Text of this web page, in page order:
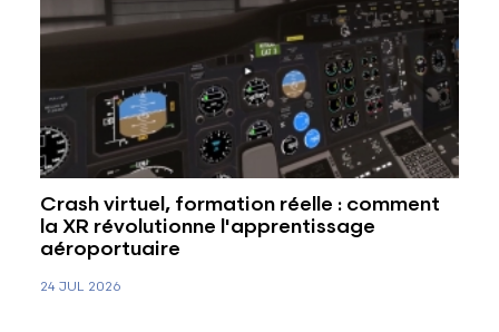
Crash virtuel, formation réelle : comment
la XR révolutionne l'apprentissage
aéroportuaire
24 JUL 2026